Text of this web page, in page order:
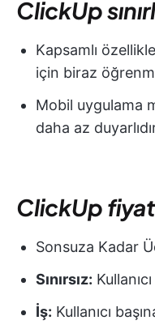
ClickUp
Kapsamlı
için biraz
Mobil uygulama
daha az
ClickUp
Sonsuza Kadar
Sınırsız:
İş: Kullanıcı